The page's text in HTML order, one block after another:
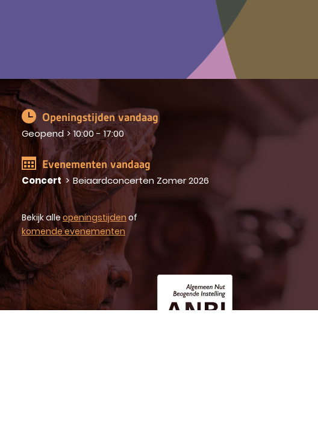
Openingstijden vandaag
Geopend > 10:00 - 17:00
Evenementen vandaag
Concert > Beiaardconcerten Zomer 2026
Bekijk alleopeningstijden of
komende evenementen